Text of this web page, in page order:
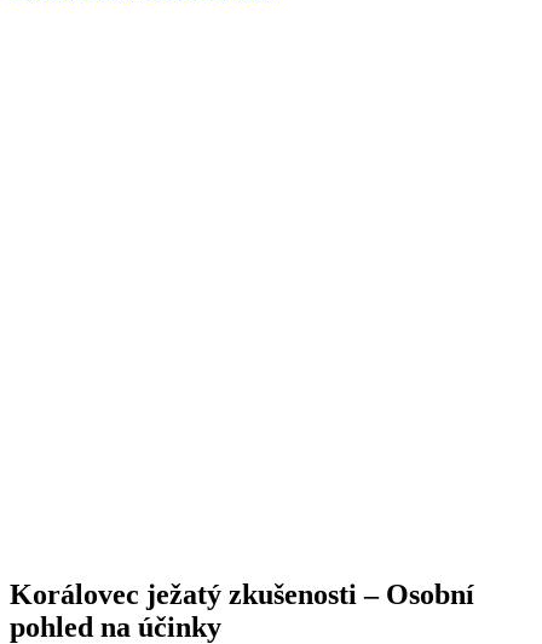
Korálovec ježatý zkušenosti – Osobní
pohled na účinky